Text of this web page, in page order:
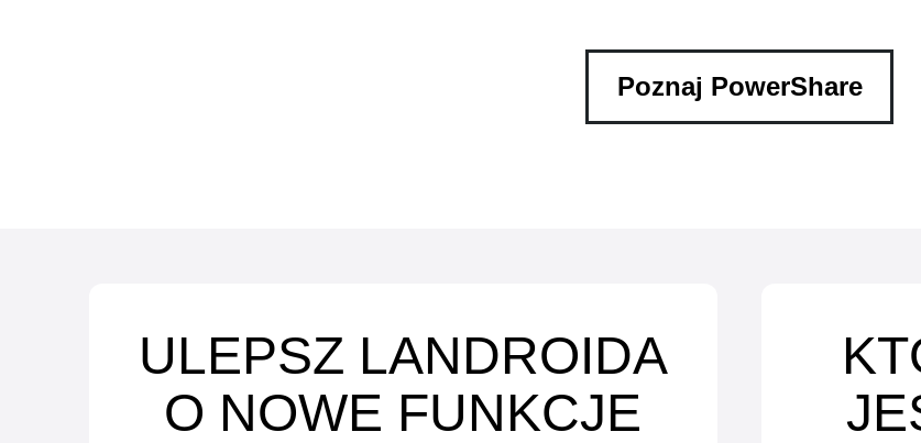
Poznaj PowerShare
ULEPSZ LANDROIDA
O NOWE FUNKCJE